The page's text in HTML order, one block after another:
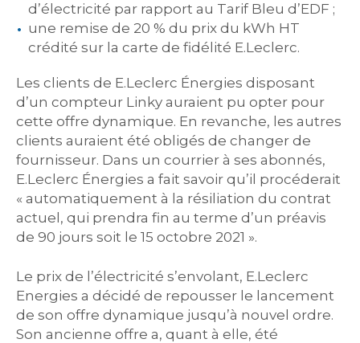
d’électricité par rapport au Tarif Bleu d’EDF ;
une remise de 20 % du prix du kWh HT
crédité sur la carte de fidélité E.Leclerc.
Les clients de E.Leclerc Énergies disposant
d’un compteur Linky auraient pu opter pour
cette offre dynamique. En revanche, les autres
clients auraient été obligés de changer de
fournisseur. Dans un courrier à ses abonnés,
E.Leclerc Énergies a fait savoir qu’il procéderait
« automatiquement à la résiliation du contrat
actuel, qui prendra fin au terme d’un préavis
de 90 jours soit le 15 octobre 2021 ».
Le prix de l’électricité s’envolant, E.Leclerc
Energies a décidé de repousser le lancement
de son offre dynamique jusqu’à nouvel ordre.
Son ancienne offre a, quant à elle, été